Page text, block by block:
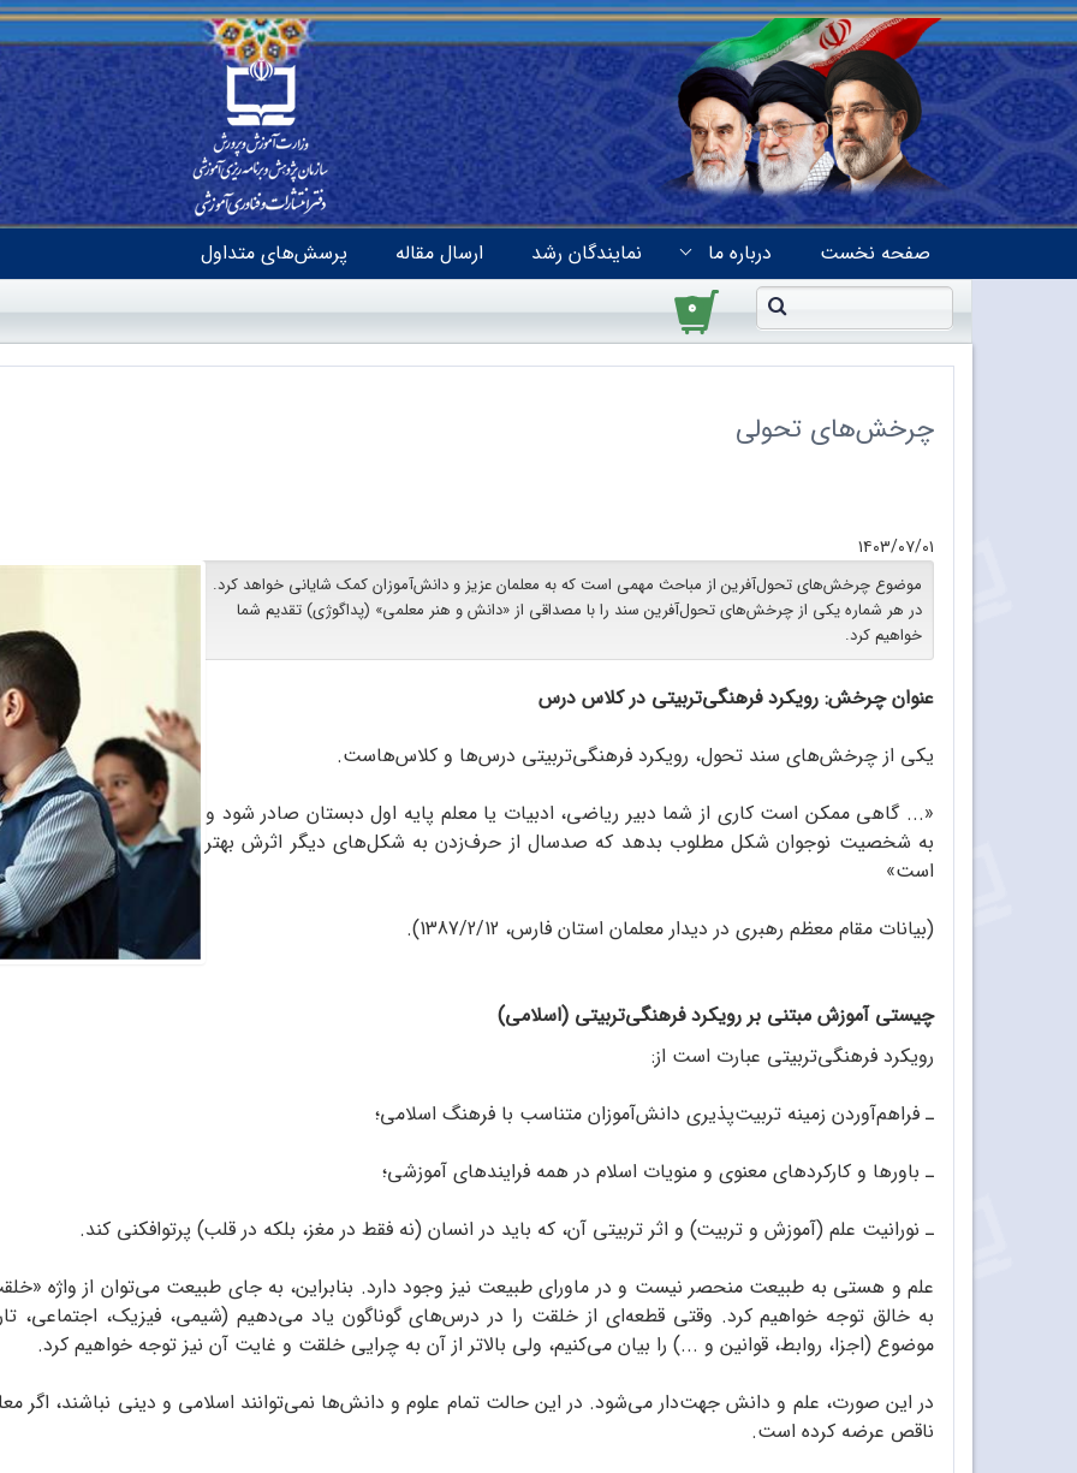
صفحه نخست درباره ما نمایندگان رشد ارسال مقاله پرسش‌های متداول
۰
چرخش‌های تحولی
۱۴۰۳/۰۷/۰۱
موضوع چرخش‌های تحول‌آفرین از مباحث مهمی است که به معلمان عزیز و دانش‌آموزان کمک شایانی خواهد کرد.
در هر شماره یکی از چرخش‌های تحول‌آفرین سند را با مصداقی از «دانش و هنر معلمی» (پداگوژی) تقدیم شما
خواهیم کرد.
عنوان چرخش: رویکرد فرهنگی‌تربیتی در کلاس درس
یکی از چرخش‌‌‌‌‌های سند تحول، رویکرد فرهنگی‌تربیتی درس‌ها و کلاس‌هاست.
«... گاهی ممکن است کاری از شما دبیر ریاضی، ادبیات یا معلم پایه اول دبستان صادر شود و
به شخصیت نوجوان شکل مطلوب بدهد که صدسال از حرف‌زدن به شکل‌های دیگر اثرش بهتر
است»
(بیانات مقام معظم رهبری در دیدار معلمان استان فارس، 1387/2/12).
چیستی آموزش مبتنی بر رویکرد فرهنگی‌تربیتی (اسلامی)
رویکرد فرهنگی‌تربیتی عبارت است از:
ـ فراهم‌آوردن زمینه تربیت‌پذیری دانش‌آموزان متناسب با فرهنگ اسلامی؛
ـ باورها و کارکردهای معنوی و منویات اسلام در همه فرایند‌های آموزشی؛
ـ نورانیت علم (آموزش و تربیت) و اثر تربیتی آن، که باید در انسان (نه فقط در مغز، بلکه در قلب) پرتوافکنی کند.
علم و هستی به طبیعت منحصر نیست و در ماورای طبیعت نیز وجود دارد. بنابراین، به جای طبیعت می‌توان از واژه
به خالق توجه خواهیم کرد. وقتی قطعه‌ای از خلقت را در درس‌های گوناگون یاد می‌دهیم (شیمی، فیزیک،
موضوع (اجزا، روابط، قوانین و ...) را بیان می‌کنیم، ولی بالاتر از آن به چرایی خلقت و غایت آن نیز توجه خواهیم کرد.
در این صورت، علم و دانش جهت‌دار می‌شود. در این حالت تمام علوم و دانش‌ها نمی‌توانند اسلامی و دینی نباشند، اگر
ناقص عرضه کرده است.